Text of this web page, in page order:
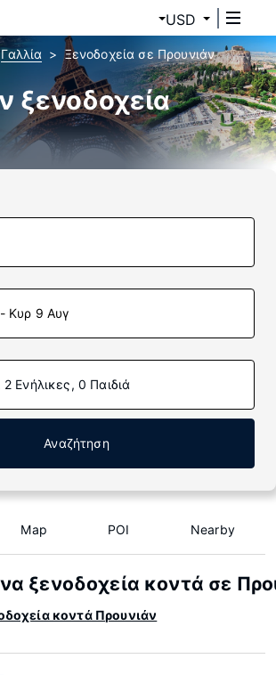
USD
Γαλλία Ξενοδοχεία σε Προυνιάν
ξενοδοχεία
Κυρ 9 Αυγ
Ενήλικες, 0 Παιδιά
Αναζήτηση
Map POI Nearby
ξενοδοχεία κοντά σε
κοντά Προυνιάν